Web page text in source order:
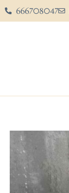
666708047